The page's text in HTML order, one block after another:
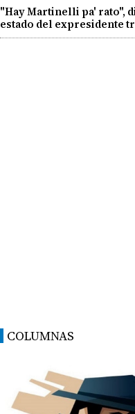
"Hay Martinelli pa' rato",
estado del expresidente
COLUMNAS